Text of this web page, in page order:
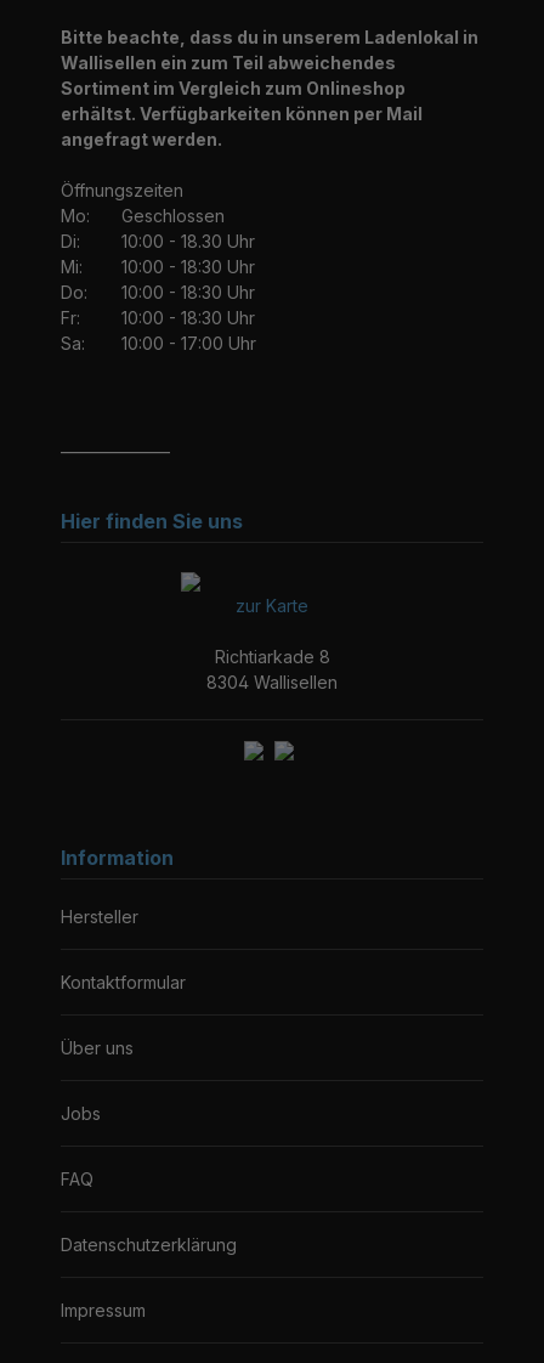
Bitte beachte, dass du in unserem Ladenlokal in
Wallisellen ein zum Teil abweichendes
Sortiment im Vergleich zum Onlineshop
erhältst. Verfügbarkeiten können per Mail
angefragt werden.
Öffnungszeiten
Mo:
Geschlossen
Di:
10:00 - 18.30 Uhr
Mi:
10:00 - 18:30 Uhr
Do:
10:00 - 18:30 Uhr
Fr:
10:00 - 18:30 Uhr
Sa:
10:00 - 17:00 Uhr
Hier finden Sie uns
zur Karte
Richtiarkade 8
8304 Wallisellen
Information
Hersteller
Kontaktformular
Über uns
Jobs
FAQ
Datenschutzerklärung
Impressum